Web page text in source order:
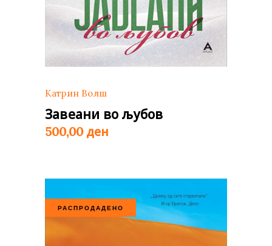
Катрин Волш
Завеани во љубов
500,00 ден
РАСПРОДАДЕНО